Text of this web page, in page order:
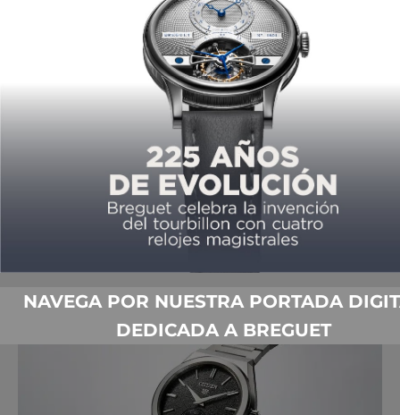
RELOJERÍA JAPONESA PARA
COMENZAR EL AÑO
NAVEGA POR NUESTRA PORTADA
DEDICADA A BREGUET